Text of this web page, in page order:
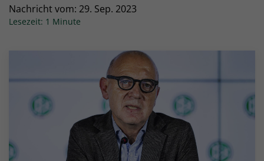
Nachricht vom: 29. Sep. 2023
Lesezeit: 1 Minute